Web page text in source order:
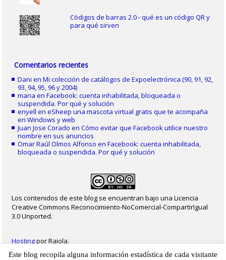
Códigos de barras 2.0 - qué es un código QR y
para qué sirven
Comentarios recientes
Dani enMi colección de catálogos de Expoelectrónica (90, 91, 92,
93, 94, 95, 96 y 2004)
maria enFacebook: cuenta inhabilitada, bloqueada o
suspendida. Por qué y solución
enyell eneSheep una mascota virtual gratis que te acompaña
en Windows y web
Juan Jose Corado enCómo evitar que Facebook utilice nuestro
nombre en sus anuncios
Omar Raúl Olmos Alfonso enFacebook: cuenta inhabilitada,
bloqueada o suspendida. Por qué y solución
Los contenidos de este blog se encuentran bajo una Licencia
Creative Commons Reconocimiento-NoComercial-CompartirIgual
3.0 Unported.
Hostingpor Raiola.
Este blog recopila alguna información estadística de cada visitante